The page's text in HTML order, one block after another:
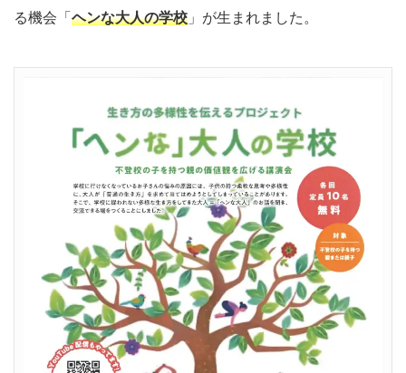
る機会「 ヘンな大人の学校 」が生まれました。